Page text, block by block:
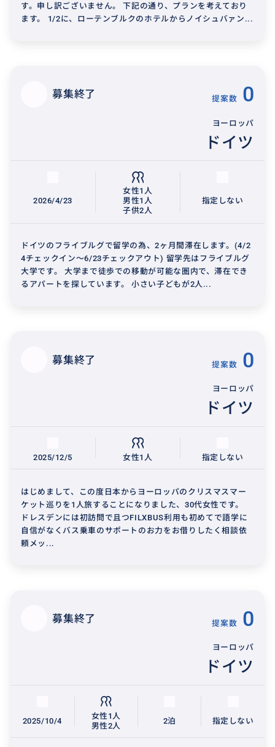
す。申し訳ございません。 下記の通り、プランを考えており
ます。 1/2に、ローテンブルクのホテルからノイシュバァン...
募集終了 提案数 0
ヨーロッパ
ドイツ
2026/4/23
女性1人
男性1人
子供2人
指定しない
ドイツのフライブルグで留学の為、2ヶ月間滞在します。(4/2
4チェックイン〜6/23チェックアウト) 留学先はフライブルグ
大学です。 大学まで徒歩での移動が可能な圏内で、滞在でき
るアパートを探しています。 小さい子どもが2人...
募集終了 提案数 0
ヨーロッパ
ドイツ
2025/12/5 女性1人 指定しない
はじめまして、この度日本からヨーロッパのクリスマスマー
ケット巡りを1人旅することになりました、30代女性です。
ドレスデンには初訪問で且つFILXBUS利用も初めてで語学に
自信がなくバス乗車のサポートのお力をお借りしたく相談依
頼メッ...
募集終了 提案数 0
ヨーロッパ
ドイツ
2025/10/4
女性1人
男性2人
2泊 指定しない